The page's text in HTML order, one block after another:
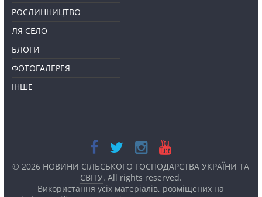
РОСЛИННИЦТВО
ЛЯ СЕЛО
БЛОГИ
ФОТОГАЛЕРЕЯ
ІНШЕ
© 2026 НОВИНИ СІЛЬСЬКОГО ГОСПОДАРСТВА УКРАЇНИ ТА
СВІТУ. All rights reserved.
Використання усіх матеріалів, розміщених на